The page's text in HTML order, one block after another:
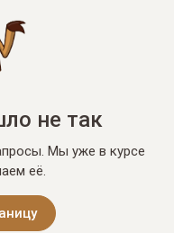
не так
Мы уже в курсе
её.